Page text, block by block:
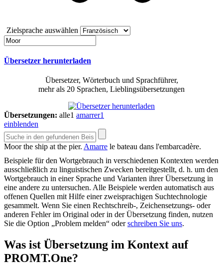
Zielsprache auswählen
Übersetzer herunterladen
Übersetzer, Wörterbuch und Sprachführer,
mehr als 20 Sprachen, Lieblingsübersetzungen
Übersetzungen: alle1 amarrer1
einblenden
Moorthe ship at the pier. Amarre le bateau dans l'embarcadère.
Beispiele für den Wortgebrauch in verschiedenen Kontexten werden
ausschließlich zu linguistischen Zwecken bereitgestellt, d. h. um den
Wortgebrauch in einer Sprache und Varianten ihrer Übersetzung in
eine andere zu untersuchen. Alle Beispiele werden automatisch aus
offenen Quellen mit Hilfe einer zweisprachigen Suchtechnologie
gesammelt. Wenn Sie einen Rechtschreib-, Zeichensetzungs- oder
anderen Fehler im Original oder in der Übersetzung finden, nutzen
Sie die Option „Problem melden“ oderschreiben Sie uns.
Was ist Übersetzung im Kontext auf
PROMT.One?